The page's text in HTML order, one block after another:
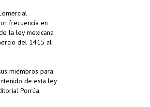
frecuencia en
la ley mexicana
del 1415 al
miembros para
de esta ley
Porrúa.